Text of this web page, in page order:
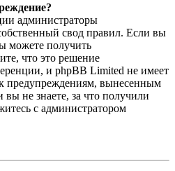
администраторы
свод правил. Если вы
можете получить
что это решение
и phpBB Limited не имеет
предупреждениям, вынесенным
не знаете, за что получили
с администратором